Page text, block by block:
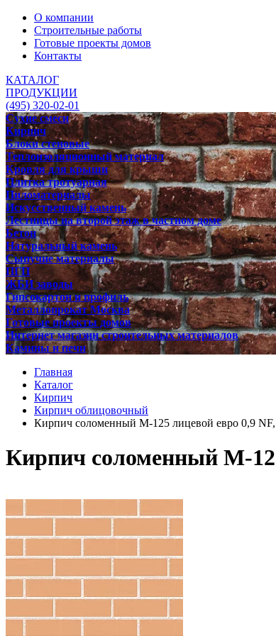
О компании
Строительные работы
Готовые проекты домов
Контакты
КАТАЛОГ
ПРОДУКЦИИ
(495) 320-02-01
Сухие смеси
Кирпич
Блоки стеновые
Теплоизоляционный материал
Кровля для крыши
Плитка тротуарная
Пиломатериалы
Искусственный камень
Лестницы на второй этаж в частном доме
Бетон
Натуральный камень
Сыпучие материалы
ПГП
ЖБИ заводы
Гипсокартон и профиль
Металлопрокат Москва
Готовые проекты домов
Интернет магазин строительных материалов
Камины и печи
Главная
Каталог
Кирпич
Кирпич облицовочный
Кирпич соломенный М-125 лицевой евро 0,9
Кирпич соломенный М-